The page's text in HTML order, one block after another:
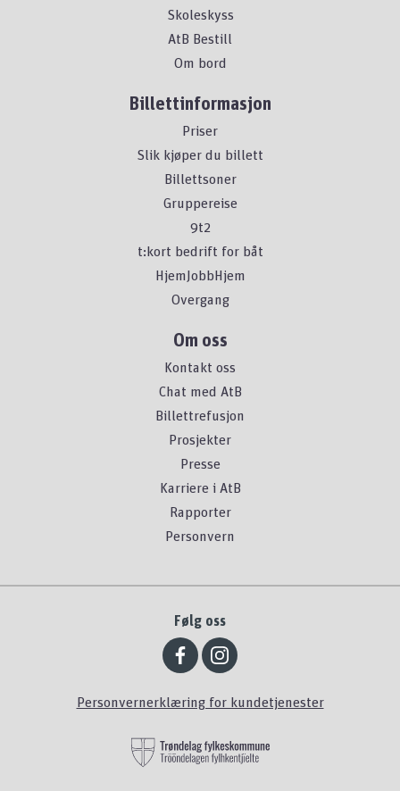
Skoleskyss
AtB Bestill
Om bord
Billettinformasjon
Priser
Slik kjøper du billett
Billettsoner
Gruppereise
9t2
t:kort bedrift for båt
HjemJobbHjem
Overgang
Om oss
Kontakt oss
Chat med AtB
Billettrefusjon
Prosjekter
Presse
Karriere i AtB
Rapporter
Personvern
Følg oss
Personvernerklæring for kundetjenester